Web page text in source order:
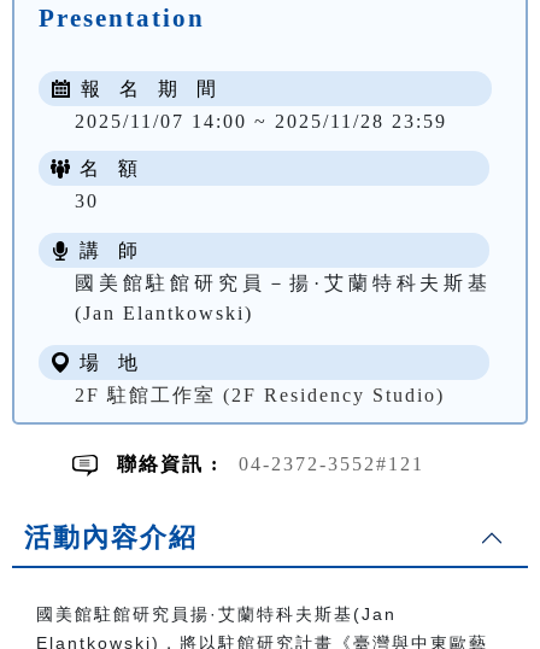
Presentation
報 名 期 間
2025/11/07 14:00 ~ 2025/11/28 23:59
名 額
30
講 師
國美館駐館研究員－揚·艾蘭特科夫斯基
(Jan Elantkowski)
場 地
2F 駐館工作室 (2F Residency Studio)
聯絡資訊 : 04-2372-3552#121
活動內容介紹
國美館駐館研究員揚·艾蘭特科夫斯基(Jan
Elantkowski) ，將以駐館研究計畫《臺灣與中東歐藝